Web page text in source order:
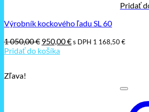
Pridať
Výrobník kockového ľadu SL 60
1 050,00€ Pôvodná
cena
950,00€Aktuálna
s DPH 1 168,50€
Pridať do košíka
Zľava!